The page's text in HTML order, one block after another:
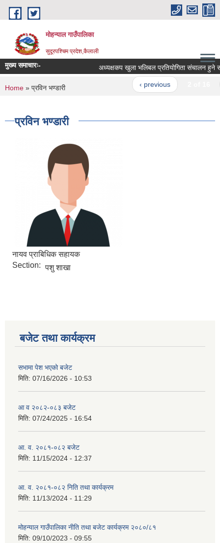
Skip to main content
मोहन्याल गाउँपालिका
सुदूरपश्चिम प्रदेश,कैलाली
मुख्य समाचारः- अध्यक्षकप खुला भलिबल प्रतियोगिता संचालन हुने
‹ previous
You are here
Home » प्रविन भण्डारी
प्रविन भण्डारी
नायव प्राबिधिक सहायक
Section: पशु शाखा
बजेट तथा कार्यक्रम
सभामा पेश भएको बजेट
मिति: 07/16/2026 - 10:53
आ व २०८२-०८३ बजेट
मिति: 07/24/2025 - 16:54
आ. व. २०८१-०८२ बजेट
मिति: 11/15/2024 - 12:37
आ. व. २०८१-०८२ निति तथा कार्यक्रम
मिति: 11/13/2024 - 11:29
मोहन्याल गाउँपालिका नीति तथा बजेट कार्यक्रम २०८०/८१
मिति: 09/10/2023 - 09:55